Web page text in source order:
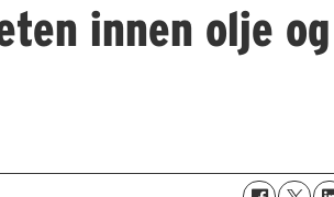
innen olje og